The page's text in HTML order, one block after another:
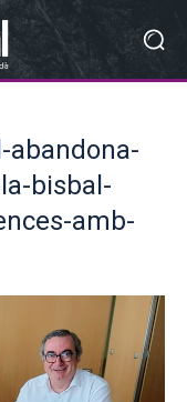
abandona-
bisbal-
amb-